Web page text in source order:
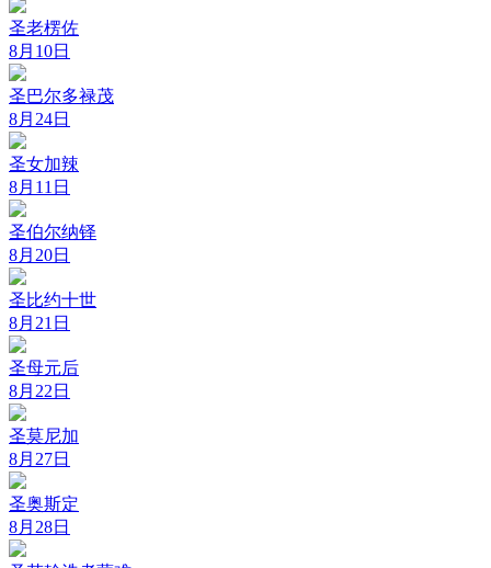
圣老楞佐
8月10日
圣巴尔多禄茂
8月24日
圣女加辣
8月11日
圣伯尔纳铎
8月20日
圣比约十世
8月21日
圣母元后
8月22日
圣莫尼加
8月27日
圣奥斯定
8月28日